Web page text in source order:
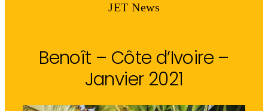
JET News
Benoît – Côte d’Ivoire –
Janvier 2021